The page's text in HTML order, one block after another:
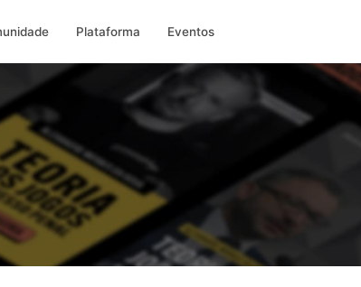
Plataforma Eventos